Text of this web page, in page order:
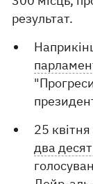
результат.
25 квітня
два